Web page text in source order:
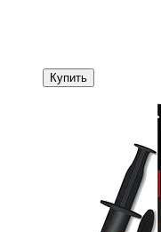
Купить